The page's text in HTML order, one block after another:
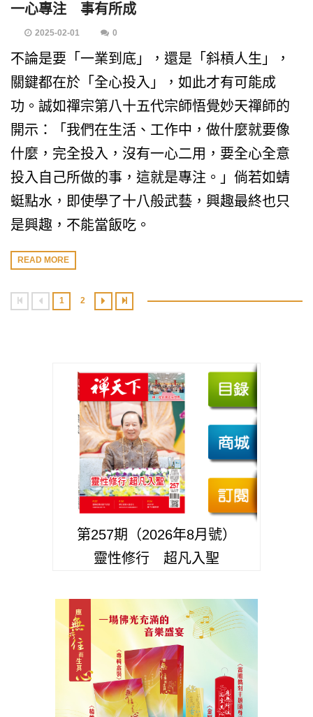
一心專注 事有所成
2025-02-01 0
不論是要「一業到底」，還是「斜槓人生」，
關鍵都在於「全心投入」，如此才有可能成
功。誠如禪宗第八十五代宗師悟覺妙天禪師的
開示：「我們在生活、工作中，做什麼就要像
什麼，完全投入，沒有一心二用，要全心全意
投入自己所做的事，這就是專注。」倘若如蜻
蜓點水，即使學了十八般武藝，興趣最終也只
是興趣，不能當飯吃。
READ MORE
1 2
第257期（2026年8月號）
靈性修行 超凡入聖